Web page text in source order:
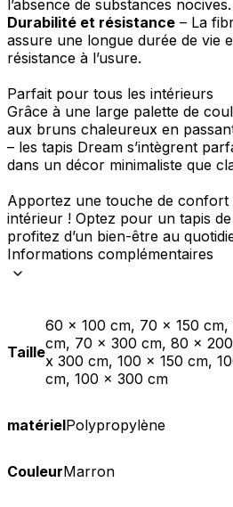
l’absence de substances nocives.
Durabilité et résistance – La
assure une longue durée de vie
résistance à l’usure.
Parfait pour tous les intérieurs
Grâce à une large palette de
aux bruns chaleureux en
– les tapis Dream s’intègrent
dans un décor minimaliste que
Apportez une touche de confort
intérieur ! Optez pour un tapis
profitez d’un bien-être au
Informations complémentaires
Taille
60 x 100 cm, 70 x 150
cm, 70 x 300 cm, 80 x
x 300 cm, 100 x 150 cm,
cm, 100 x 300 cm
matérielPolypropylène
CouleurMarron